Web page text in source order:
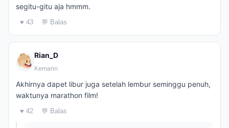
segitu-gitu aja hmmm.
♥ 43 💬 Balas
Rian_D
Kemarin
Akhirnya dapet libur juga setelah lembur seminggu penuh,
waktunya marathon film!
♥ 42 💬 Balas